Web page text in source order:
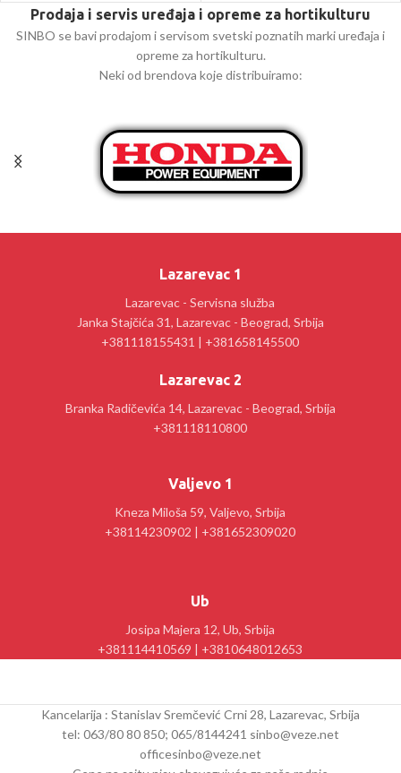
Prodaja i servis uređaja i opreme za hortikulturu
SINBO se bavi prodajom i servisom svetski poznatih marki uređaja i
opreme za hortikulturu.
Neki od brendova koje distribuiramo:
Lazarevac 1
Lazarevac - Servisna služba
Janka Stajčića 31, Lazarevac - Beograd, Srbija
+381118155431 | +381658145500
Lazarevac 2
Branka Radičevića 14, Lazarevac - Beograd, Srbija
+381118110800
Valjevo 1
Kneza Miloša 59, Valjevo, Srbija
+38114230902 | +381652309020
Ub
Josipa Majera 12, Ub, Srbija
+381114410569 | +3810648012653
Kancelarija : Stanislav Sremčević Crni 28, Lazarevac, Srbija
tel: 063/80 80 850; 065/8144241 sinbo@veze.net
officesinbo@veze.net